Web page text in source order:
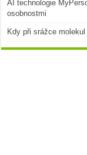
AI technologie
osobnostmi
Kdy při srážce